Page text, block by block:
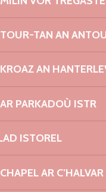
TOUR-TAN AN
KROAZ AN
AR PARKADOÙ ISTR
ISTOREL
CHAPEL AR C’HALVAR
aux favoris
a viz Gwengolo, eus